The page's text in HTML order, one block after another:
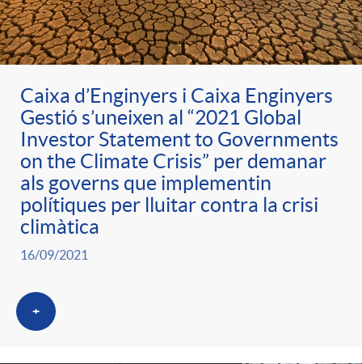
t
e
g
o
r
a
Caixa d’Enginyers i Caixa Enginyers
Gestió s’uneixen al “2021 Global
Investor Statement to Governments
on the Climate Crisis” per demanar
als governs que implementin
polítiques per lluitar contra la crisi
climàtica
16/09/2021
+